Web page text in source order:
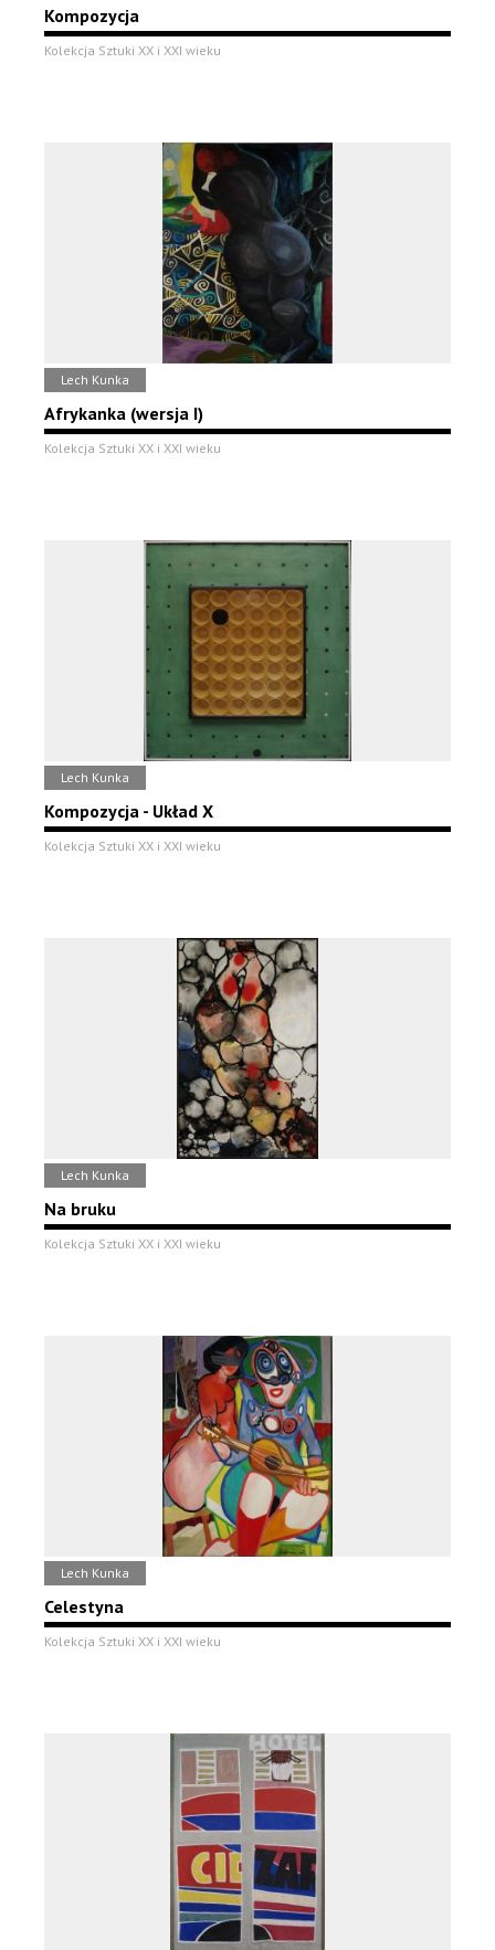
Kompozycja
Kolekcja Sztuki XX i XXI wieku
Lech Kunka
Afrykanka (wersja I)
Kolekcja Sztuki XX i XXI wieku
Lech Kunka
Kompozycja - Układ X
Kolekcja Sztuki XX i XXI wieku
Lech Kunka
Na bruku
Kolekcja Sztuki XX i XXI wieku
Lech Kunka
Celestyna
Kolekcja Sztuki XX i XXI wieku